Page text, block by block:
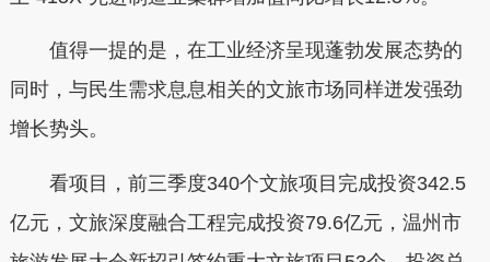
值得一提的是，在工业经济呈现蓬勃发展态势的
同时，与民生需求息息相关的文旅市场同样迸发强劲
增长势头。
看项目，前三季度340个文旅项目完成投资342.5
亿元，文旅深度融合工程完成投资79.6亿元，温州市